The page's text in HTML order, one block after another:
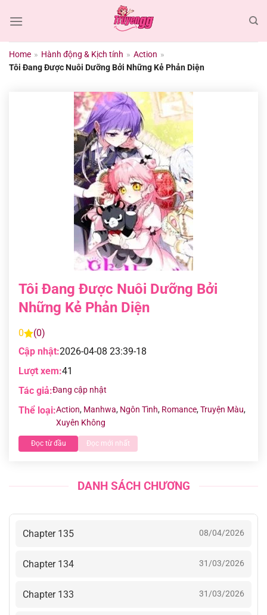
đến
dungHome » Hành động & Kịch tính » Action »
Tôi Đang Được Nuôi Dưỡng Bởi Những Kẻ Phản Diện
Tôi Đang Được Nuôi Dưỡng Bởi
Những Kẻ Phản Diện
0
(0)
Cập nhật:2026-04-08 23:39-18
Lượt xem:41
Tác giả:Đang cập nhật
Thể loại:Action, Manhwa, Ngôn Tình, Romance,Truyện Màu,
Xuyên Không
Đọc từ đầu Đọc mới nhất
DANH SÁCH CHƯƠNG
Chapter 135 08/04/2026
Chapter 134 31/03/2026
Chapter 133 31/03/2026